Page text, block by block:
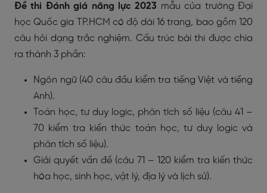
Đề thi Đánh giá năng lực 2023 mẫu của trường Đại
học Quốc gia TP.HCM có độ dài 16 trang, bao gồm 120
câu hỏi dạng trắc nghiệm. Cấu trúc bài thi được chia
ra thành 3 phần:
Ngôn ngữ (40 câu đầu kiểm tra tiếng Việt và tiếng
Anh).
Toán học, tư duy logic, phân tích số liệu (câu 41 –
70 kiểm tra kiến thức toán học, tư duy logic và
phân tích số liệu).
Giải quyết vấn đề (câu 71 – 120 kiểm tra kiến thức
hóa học, sinh học, vật lý, địa lý và lịch sử).